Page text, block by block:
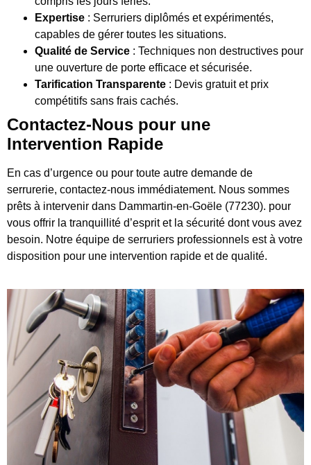
Expertise : Serruriers diplômés et expérimentés,
capables de gérer toutes les situations.
Qualité de Service : Techniques non destructives pour
une ouverture de porte efficace et sécurisée.
Tarification Transparente : Devis gratuit et prix
compétitifs sans frais cachés.
Contactez-Nous pour une
Intervention Rapide
En cas d’urgence ou pour toute autre demande de
serrurerie, contactez-nous immédiatement. Nous sommes
prêts à intervenir dans Dammartin-en-Goële (77230). pour
vous offrir la tranquillité d’esprit et la sécurité dont vous avez
besoin. Notre équipe de serruriers professionnels est à votre
disposition pour une intervention rapide et de qualité.